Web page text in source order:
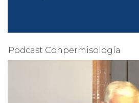
Podcast Conpermisología